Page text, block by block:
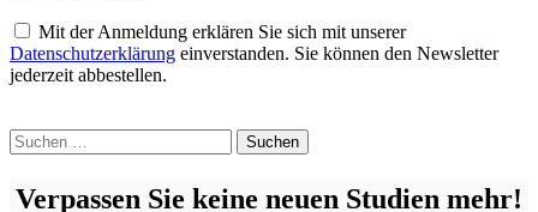
Mit der Anmeldung erklären Sie sich mit unserer
Datenschutzerklärung einverstanden. Sie können den Newsletter
jederzeit abbestellen.
Suchen
nach:
Verpassen Sie keine neuen Studien mehr!